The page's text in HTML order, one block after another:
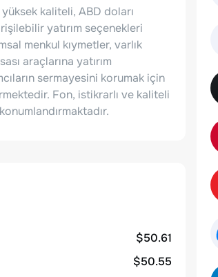
kaliteli, ABD doları
yatırım seçenekleri
menkul kıymetler, varlık
araçlarına yatırım
sermayesini korumak için
Fon, istikrarlı ve kaliteli
$50.61
$50.55